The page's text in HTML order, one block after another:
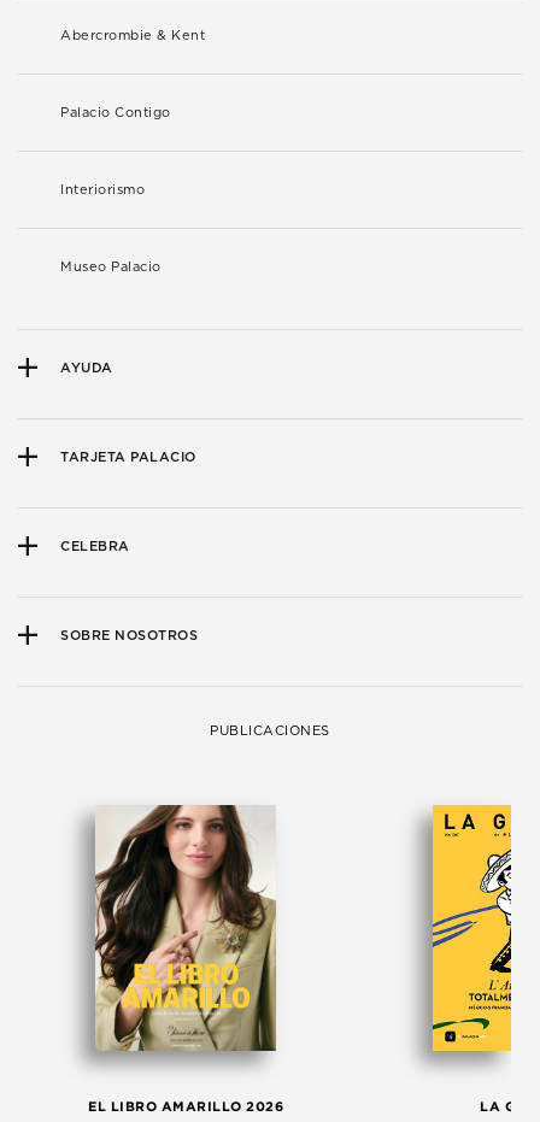
Abercrombie & Kent
Palacio Contigo
Interiorismo
Museo Palacio
AYUDA
TARJETA PALACIO
CELEBRA
SOBRE NOSOTROS
PUBLICACIONES
EL LIBRO AMARILLO 2026 LA